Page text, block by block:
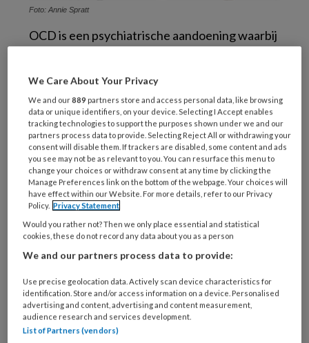
Foto: Annie Spratt
OCD is een psychiatrische aandoening waarbij
(compulsies). Een bekend voorbeeld is
smetvrees: iemand is dan voortdurend bang
om besmet te raken (de obsessie) en voelt zich
gedwongen om steeds opnieuw handen te
wassen (de compulsie).
Bij OCD lijkt de communicatie verstoord
tussen de hersenschors, het striatum en de
thalamus, hersengebieden die samen het
CSTC-circuit vormen. Dit circuit zorgt normaal
beweging en motivatie.
Voor sommige patiënten met bijzonder
We Care About Your Privacy
We and our889 partners store and access personal data, like browsing
data or unique identifiers, on your device. Selecting I Accept enables
tracking technologies to support the purposes shown under we and our
partners process data to provide. Selecting Reject All or withdrawing your
consent will disable them. If trackers are disabled, some content and ads
you see may not be as relevant to you. You can resurface this menu to
change your choices or withdraw consent at any time by clicking the
Manage Preferences link on the bottom of the webpage. Your choices will
have effect within our Website. For more details, refer to our Privacy
Policy. Privacy Statement
Would you rather not? Then we only place essential and statistical
cookies, these do not record any data about you as a person
We and our partners process data to provide:
Use precise geolocation data. Actively scan device characteristics for
identification. Store and/or access information on a device. Personalised
advertising and content, advertising and content measurement,
audience research and services development.
List of Partners (vendors)